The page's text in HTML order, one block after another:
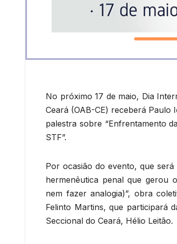
No próximo 17 de maio, Dia
Ceará (OAB-CE) receberá Paulo
palestra sobre “Enfrentamento
STF”.
Por ocasião do evento, que
hermenêutica penal que gerou
nem fazer analogia)”, obra
Felinto Martins, que participará
Seccional do Ceará, Hélio Leitão.